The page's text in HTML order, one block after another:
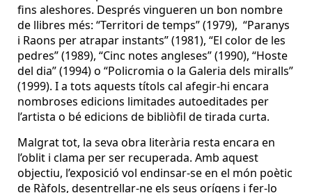
fins aleshores. Després vingueren un bon nombre
de llibres més: “Territori de temps” (1979), “Paranys
i Raons per atrapar instants” (1981), “El color de les
pedres” (1989), “Cinc notes angleses” (1990), “Hoste
del dia” (1994) o “Policromia o la Galeria dels miralls”
(1999). I a tots aquests títols cal afegir-hi encara
nombroses edicions limitades autoeditades per
l’artista o bé edicions de bibliòfil de tirada curta.
Malgrat tot, la seva obra literària resta encara en
l’oblit i clama per ser recuperada. Amb aquest
objectiu, l’exposició vol endinsar-se en el món poètic
de Ràfols, desentrellar-ne els seus orígens i fer-lo